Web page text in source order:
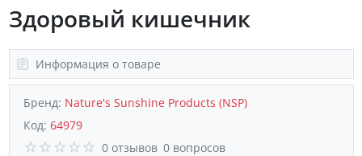
Здоровый кишечник
Информация о товаре
Бренд: Nature's Sunshine Products (NSP)
Код: 64979
0 отзывов 0 вопросов